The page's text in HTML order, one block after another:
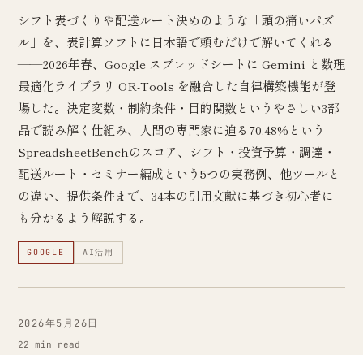
シフト表づくりや配送ルート決めのような「頭の痛いパズ
ル」を、表計算ソフトに日本語で頼むだけで解いてくれる
——2026年春、Google スプレッドシートに Gemini と数理
最適化ライブラリ OR-Tools を融合した自律構築機能が登
場した。決定変数・制約条件・目的関数というやさしい3部
品で読み解く仕組み、人間の専門家に迫る70.48%という
SpreadsheetBenchのスコア、シフト・投資予算・調達・
配送ルート・セミナー編成という5つの実務例、他ツールと
の違い、提供条件まで、34本の引用文献に基づき初心者に
も分かるよう解説する。
GOOGLE AI活用
2026年5月26日
22 min read